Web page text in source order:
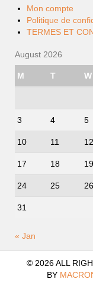
Mon compte
Politique de
TERMES ET
August 2026
M T W
3 4 5
10 11 12
17 18 19
24 25 26
31
« Jan
© 2026 ALL
BY